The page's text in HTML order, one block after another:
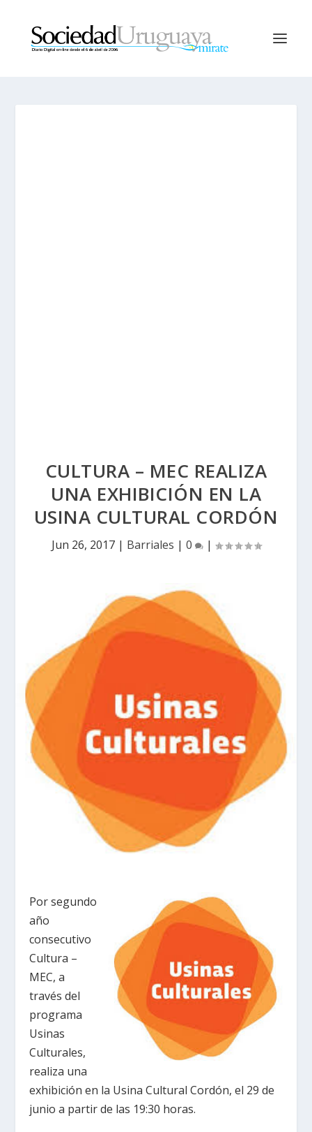
CULTURA – MEC REALIZA
UNA EXHIBICIÓN EN LA
USINA CULTURAL CORDÓN
Jun 26, 2017| Barriales | 0 |
Por segundo
año
consecutivo
Cultura –
MEC, a
través del
programa
Usinas
Culturales,
realiza una
exhibición en la Usina Cultural Cordón, el 29 de
junio a partir de las 19:30 horas.